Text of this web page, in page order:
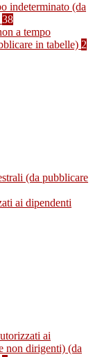
indeterminato (da
38
a tempo
in tabelle) 2
(da pubblicare
ai dipendenti
ai
non dirigenti) (da